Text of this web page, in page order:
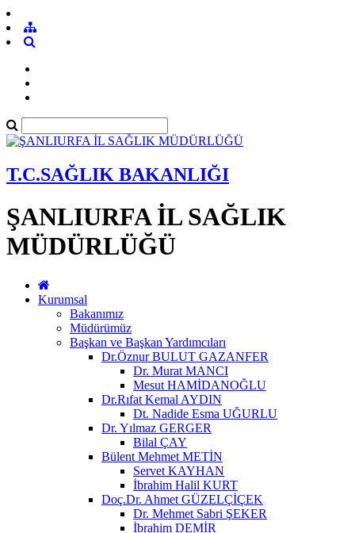
T.C.SAĞLIK BAKANLIĞI
ŞANLIURFA İL SAĞLIK
MÜDÜRLÜĞÜ
Kurumsal
Bakanımız
Müdürümüz
Başkan ve Başkan Yardımcıları
Dr.Öznur BULUT GAZANFER
Dr. Murat MANCI
Mesut HAMİDANOĞLU
Dr.Rıfat Kemal AYDIN
Dt. Nadide Esma UĞURLU
Dr. Yılmaz GERGER
Bilal ÇAY
Bülent Mehmet METİN
Servet KAYHAN
İbrahim Halil KURT
Doç.Dr. Ahmet GÜZELÇİÇEK
Dr. Mehmet Sabri ŞEKER
İbrahim DEMİR